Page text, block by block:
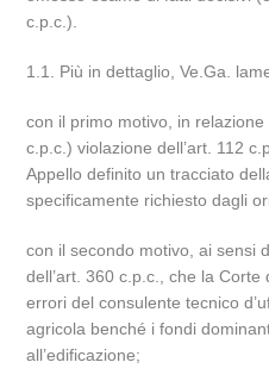
c.p.c.).
1.1. Più in dettaglio, Ve.Ga.
con il primo motivo, in relazione
c.p.c.) violazione dell’art. 112
Appello definito un tracciato
specificamente richiesto dagli
con il secondo motivo, ai sensi
dell’art. 360 c.p.c., che la
errori del consulente tecnico
agricola benché i fondi
all’edificazione;